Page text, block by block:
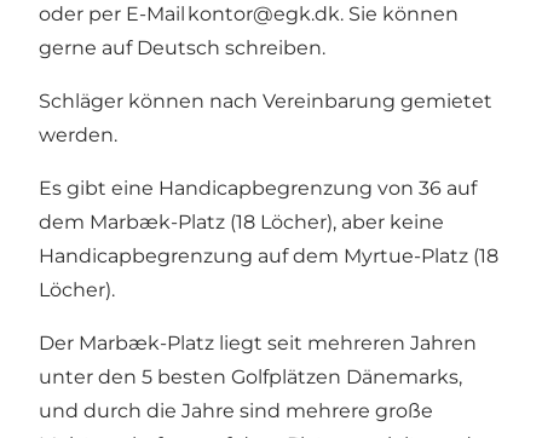
oder per E-Mail kontor@egk.dk. Sie können
gerne auf Deutsch schreiben.
Schläger können nach Vereinbarung gemietet
werden.
Es gibt eine Handicapbegrenzung von 36 auf
dem Marbæk-Platz (18 Löcher), aber keine
Handicapbegrenzung auf dem Myrtue-Platz (18
Löcher).
Der Marbæk-Platz liegt seit mehreren Jahren
unter den 5 besten Golfplätzen Dänemarks,
und durch die Jahre sind mehrere große